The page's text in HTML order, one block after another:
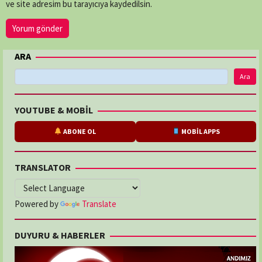
ve site adresim bu tarayıcıya kaydedilsin.
ARA
Ara
YOUTUBE & MOBİL
ABONE OL MOBİL APPS
TRANSLATOR
Powered by Translate
DUYURU & HABERLER